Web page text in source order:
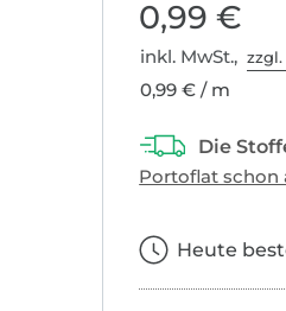
0,99 €
inkl. MwSt.,
0,99 € / m
Heute